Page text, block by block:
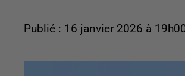
Publié : 16 janvier 2026 à